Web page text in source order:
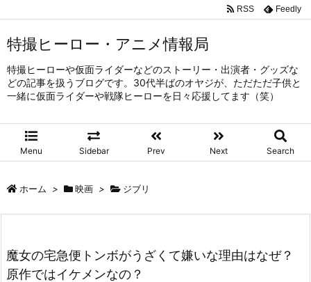
特撮ヒーロー・アニメ情報局
特撮ヒーローや仮面ライダーなどのストーリー・出演者・グッズな
どの記事を扱うブログです。30代半ばのオヤジが、ただただ子供と
一緒に仮面ライダーや戦隊ヒーローを日々応援してます（笑）
Menu Sidebar Prev Next Search
RSS Feedly
ホーム > 映画 > ジブリ
魔女の宅急便トンボがうざくて嫌いな理由はなぜ？
原作ではイケメンなの？